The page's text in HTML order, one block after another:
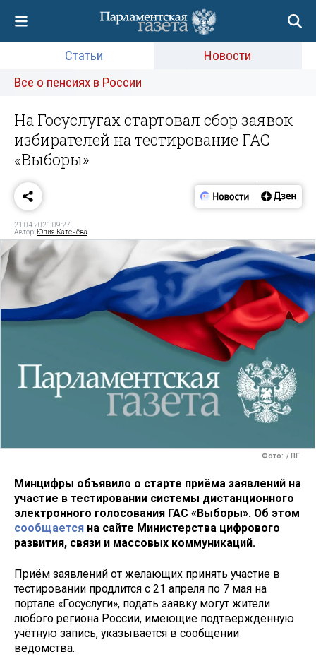
Статьи
Новости
Все о пенсиях в России
На Госуслугах стартовал сбор заявок
избирателей на тестирование ГАС
«Выборы»
21.04.2021 09:27
Автор: Юлия Катенёва
Фото: / ПГ
Минцифры объявило о старте приёма заявлений на
участие в тестировании системы дистанционного
электронного голосования ГАС «Выборы». Об этом
сообщается на сайте Министерства цифрового
развития, связи и массовых коммуникаций.
Приём заявлений от желающих принять участие в
тестировании продлится с 21 апреля по 7 мая на
портале «Госуслуги», подать заявку могут жители
любого региона России, имеющие подтверждённую
учётную запись, указывается в сообщении
ведомства.